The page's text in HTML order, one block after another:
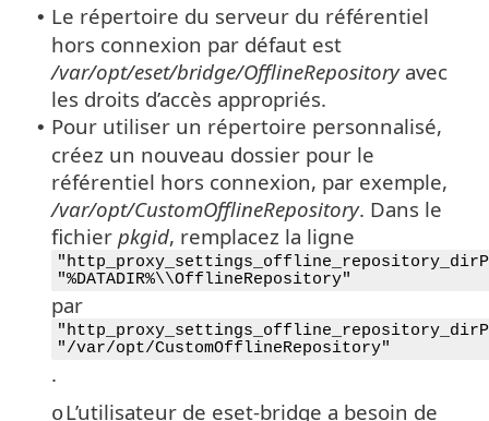
• Le répertoire du serveur du référentiel
hors connexion par défaut est
/var/opt/eset/bridge/OfflineRepositoryavec
les droits d’accès appropriés.
• Pour utiliser un répertoire personnalisé,
créez un nouveau dossier pour le
référentiel hors connexion, par exemple,
/var/opt/CustomOfflineRepository. Dans le
fichier pkgid, remplacez la ligne
"%DATADIR%\\OfflineRepository"
par
"/var/opt/CustomOfflineRepository"
.
oL’utilisateur de eset-bridge a besoin de